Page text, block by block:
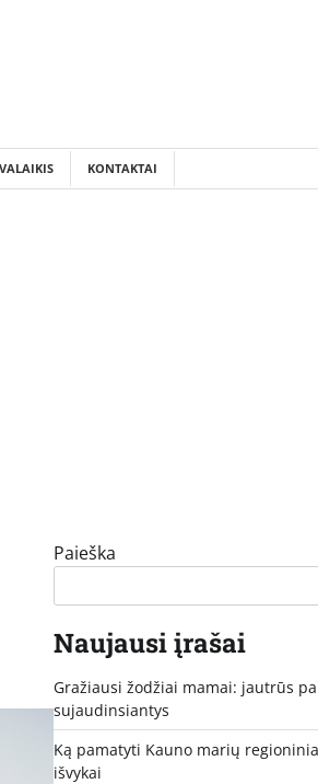
KONTAKTAI
Paieška
Naujausi įrašai
Gražiausi žodžiai mamai: jautrūs
sujaudinsiantys
Ką pamatyti Kauno marių
išvykai